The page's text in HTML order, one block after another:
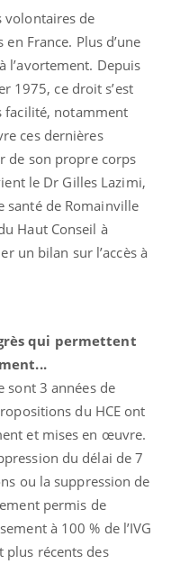
volontaires de
en France. Plus d’une
l’avortement. Depuis
1975, ce droit s’est
facilité, notamment
ces dernières
de son propre corps
le Dr Gilles Lazimi,
santé de Romainville
Haut Conseil à
un bilan sur l’accès à
qui permettent
sont 3 années de
du HCE ont
et mises en œuvre.
du délai de 7
ou la suppression de
permis de
à 100 % de l’IVG
récents des